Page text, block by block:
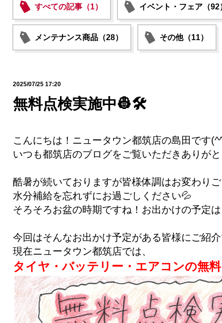
すべての記事（1） イベント・フェア（92
メンテナンス商品（28） その他（11）
2025/07/25 17:20
無料点検実施中👷🛠️
こんにちは！ニュータウン都筑店の島田です
いつも都筑店のブログをご覧いただきありが
酷暑が続いておりますが皆様体調はお変わり
水分補給を忘れずにお過ごしください💦
そろそろお盆の時期ですね！お出かけの予定
今回はそんなお出かけ予定がある皆様にご紹
現在ニュータウン都筑店では、
タイヤ・バッテリー・エアコンの無